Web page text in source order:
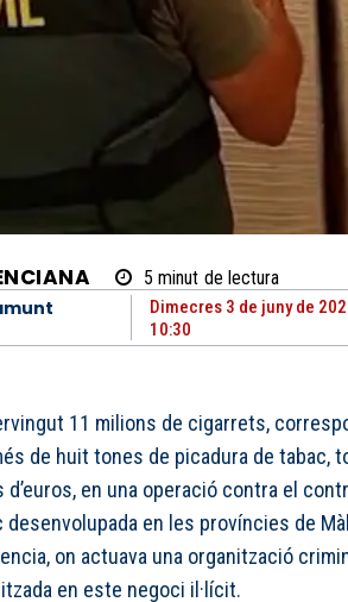
5 minut de lectura
Dimecres 3 de juny de
10:30
11 milions de cigarrets,
de huit tones de picadura de tabac,
en una operació contra el
desenvolupada en les províncies de
on actuava una organització
en este negoci il·lícit.